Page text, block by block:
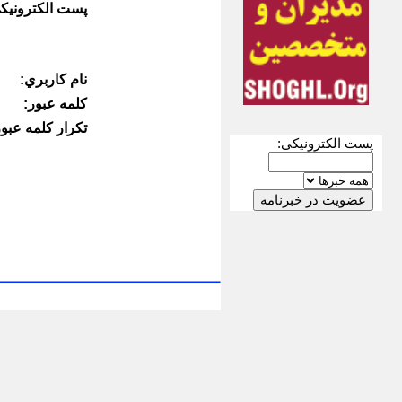
پست الکترونیکی:
پست
نام كاربري:
كلمه عبور:
تكرار كلمه